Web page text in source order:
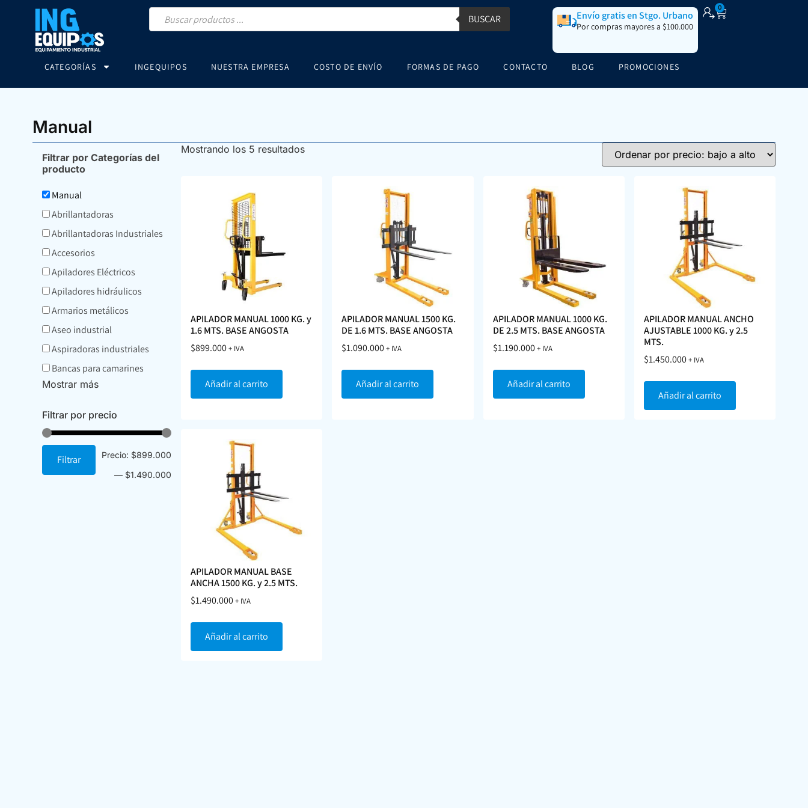
BUSCAR Envío gratis en Stgo. Urbano
Por compras mayores a $100.000
0
CATEGORÍAS INGEQUIPOS NUESTRA EMPRESA COSTO DE ENVÍO FORMAS DE PAGO CONTACTO BLOG PROMOCIONES
Manual
Filtrar por Categorías del
producto
Manual
Abrillantadoras
Abrillantadoras Industriales
Accesorios
Apiladores Eléctricos
Apiladores hidráulicos
Armarios metálicos
Aseo industrial
Aspiradoras industriales
Bancas para camarines
Mostrar más
Filtrar por precio
Filtrar Precio: $899.000
— $1.490.000
Mostrando los 5 resultados
APILADOR MANUAL 1000 KG. y
1.6 MTS. BASE ANGOSTA
$899.000+ IVA
Añadir al carrito
APILADOR MANUAL 1500 KG.
DE 1.6 MTS. BASE ANGOSTA
$1.090.000+ IVA
Añadir al carrito
APILADOR MANUAL 1000 KG.
DE 2.5 MTS. BASE ANGOSTA
$1.190.000+ IVA
Añadir al carrito
APILADOR MANUAL ANCHO
AJUSTABLE 1000 KG. y 2.5
MTS.
$1.450.000+ IVA
Añadir al carrito
APILADOR MANUAL BASE
ANCHA 1500 KG. y 2.5 MTS.
$1.490.000+ IVA
Añadir al carrito